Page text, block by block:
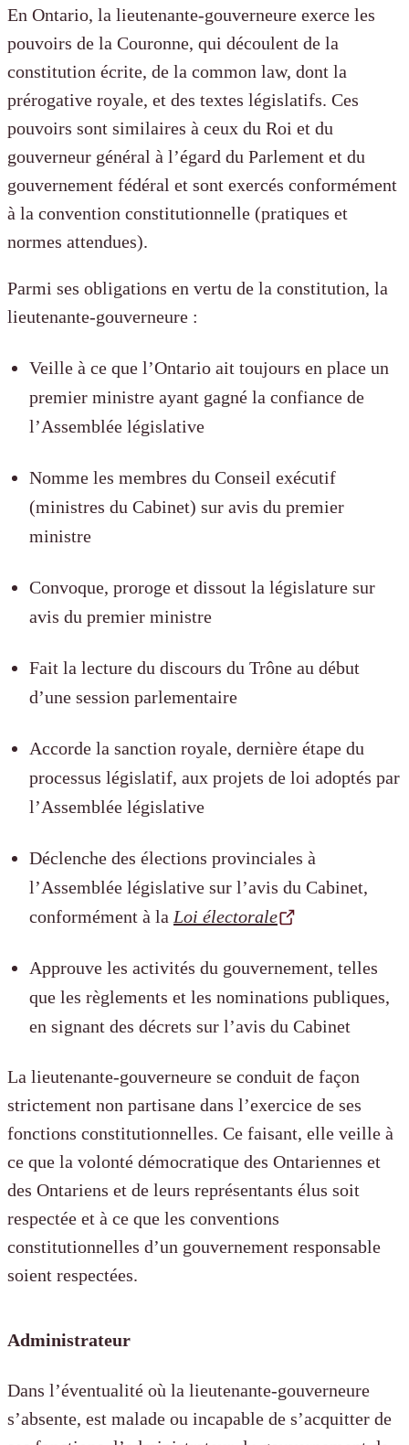
En Ontario, la lieutenante-gouverneure exerce les
pouvoirs de la Couronne, qui découlent de la
constitution écrite, de la common law, dont la
prérogative royale, et des textes législatifs. Ces
pouvoirs sont similaires à ceux du Roi et du
gouverneur général à l’égard du Parlement et du
gouvernement fédéral et sont exercés conformément
à la convention constitutionnelle (pratiques et
normes attendues).
Parmi ses obligations en vertu de la constitution, la
lieutenante-gouverneure :
Veille à ce que l’Ontario ait toujours en place un
premier ministre ayant gagné la confiance de
l’Assemblée législative
Nomme les membres du Conseil exécutif
(ministres du Cabinet) sur avis du premier
ministre
Convoque, proroge et dissout la législature sur
avis du premier ministre
Fait la lecture du discours du Trône au début
d’une session parlementaire
Accorde la sanction royale, dernière étape du
processus législatif, aux projets de loi adoptés par
l’Assemblée législative
Déclenche des élections provinciales à
l’Assemblée législative sur l’avis du Cabinet,
conformément à la Loi électorale
Approuve les activités du gouvernement, telles
que les règlements et les nominations publiques,
en signant des décrets sur l’avis du Cabinet
La lieutenante-gouverneure se conduit de façon
strictement non partisane dans l’exercice de ses
fonctions constitutionnelles. Ce faisant, elle veille à
ce que la volonté démocratique des Ontariennes et
des Ontariens et de leurs représentants élus soit
respectée et à ce que les conventions
constitutionnelles d’un gouvernement responsable
soient respectées.
Administrateur
Dans l’éventualité où la lieutenante-gouverneure
s’absente, est malade ou incapable de s’acquitter de